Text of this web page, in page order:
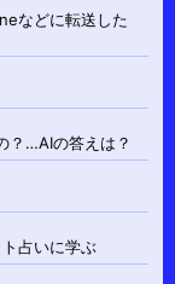
などに転送した
？…AIの答えは？
占いに学ぶ